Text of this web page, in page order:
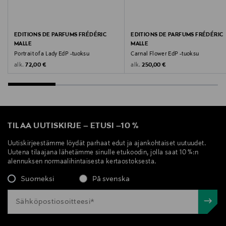
EDITIONS DE PARFUMS FRÉDÉRIC
MALLE
Portrait of a Lady EdP -tuoksu
alk. Original Price
72,00 €
EDITIONS DE PARFUMS FRÉDÉRIC
MALLE
Carnal Flower EdP -tuoksu
alk. Original Price
250,00 €
TILAA UUTISKIRJE – ETUSI –10 %
Uutiskirjeestämme löydät parhaat edut ja ajankohtaiset uutuudet.
Uutena tilaajana lähetämme sinulle etukoodin, jolla saat 10 %:n
alennuksen normaalihintaisesta kertaostoksesta.
Suomeksi På svenska